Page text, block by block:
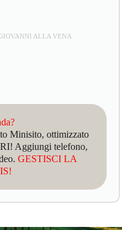
ALLA VENA
Minisito, ottimizzato
Aggiungi telefono,
GESTISCI LA